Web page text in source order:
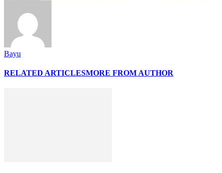
Bayu
RELATED ARTICLESMORE FROM AUTHOR